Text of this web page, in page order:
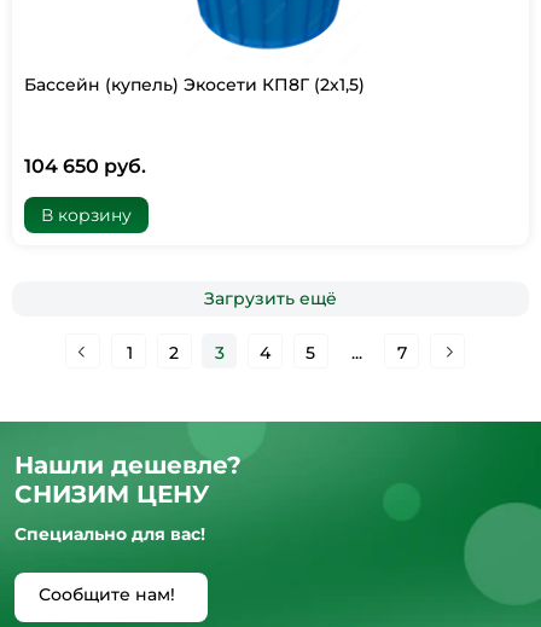
Бассейн (купель) Экосети КП8Г (2х1,5)
104 650 руб.
В корзину
Загрузить ещё
1 2 3 4 5 ... 7
Нашли дешевле?
СНИЗИМ ЦЕНУ
Специально для вас!
Сообщите нам!